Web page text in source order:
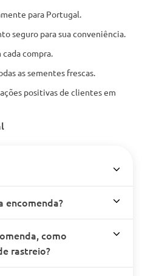
para Portugal.
seguro para sua conveniência.
compra.
as sementes frescas.
positivas de clientes em
encomenda?
como
rastreio?